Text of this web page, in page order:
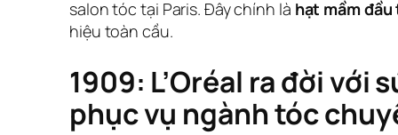
salon tóc tại Paris. Đây chính là hạt mầm
hiệu toàn cầu.
1909: L’Oréal ra đời với
phục vụ ngành tóc